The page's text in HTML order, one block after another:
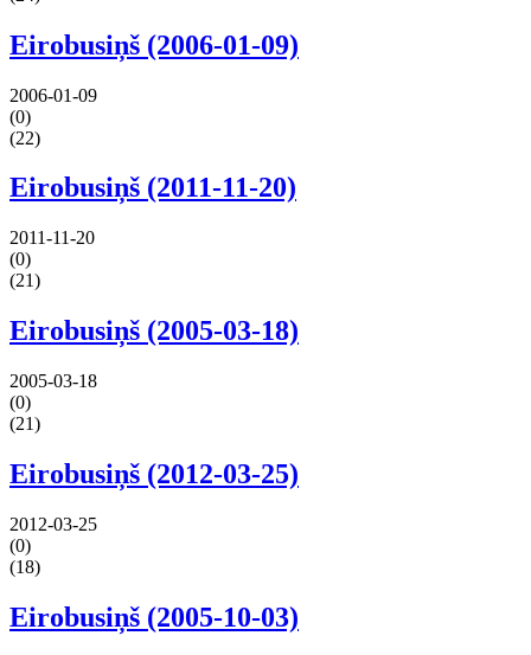
Eirobusiņš (2006-01-09)
2006-01-09
(0)
(22)
Eirobusiņš (2011-11-20)
2011-11-20
(0)
(21)
Eirobusiņš (2005-03-18)
2005-03-18
(0)
(21)
Eirobusiņš (2012-03-25)
2012-03-25
(0)
(18)
Eirobusiņš (2005-10-03)